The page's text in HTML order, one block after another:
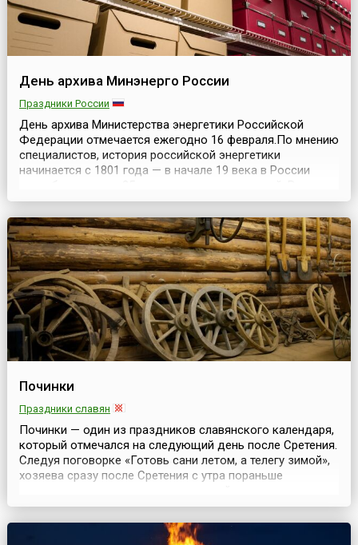
День архива Минэнерго России
Праздники России
День архива Министерства энергетики Российской
Федерации отмечается ежегодно 16 февраля.По мнению
специалистов, история российской энергетики
начинается с 1801 года — в начале 19 века в России
последующие годы правительство активно проводит
политику развития и укрепления энергетических
отраслей промышленности. Уже в середине 19 века в
Российской имп...
Починки
Праздники славян
Починки — один из праздников славянского календаря,
который отмечался на следующий день после Сретения.
Следуя поговорке «Готовь сани летом, а телегу зимой»,
хозяева сразу после Сретения с утра пораньше
инвентаря, называя этот февральский день
«Починками».Расчиная Починки, крестьяне помнили: чем
раньше примешься за хозяйство — тем больше весне уг...